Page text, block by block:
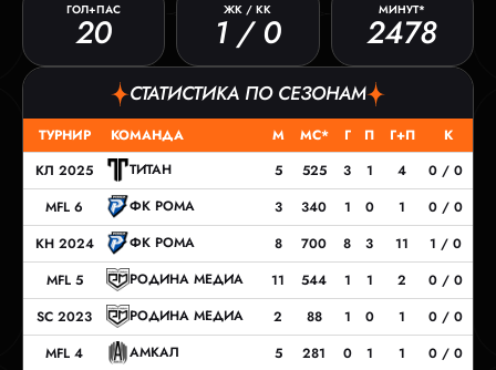
ГОЛ+ПАС
20
ЖК / КК
1 / 0
МИНУТ*
2478
СТАТИСТИКА ПО СЕЗОНАМ
ТУРНИР КОМАНДА М МС* Г П Г+П
К
КЛ 2025
ТИТАН 5 525 3 1 4
0 / 0
MFL 6
ФК РОМА 3 340 1 0 1
0 / 0
КН 2024
ФК РОМА 8 700 8 3 11
1 / 0
MFL 5
РОДИНА МЕДИА 11 544 1 1 2
0 / 0
SC 2023
РОДИНА МЕДИА 2 88 1 0 1
0 / 0
MFL 4
АМКАЛ 5 281 0 1 1 0 / 0